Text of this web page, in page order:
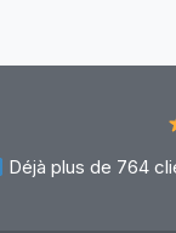
Déjà plus de 764